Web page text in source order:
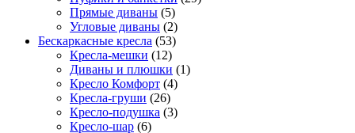
Прямые диваны (5)
Угловые диваны (2)
Бескаркасные кресла (53)
Кресла-мешки (12)
Диваны и плюшки (1)
Кресло Комфорт (4)
Кресла-груши (26)
Кресло-подушка (3)
Кресло-шар (6)